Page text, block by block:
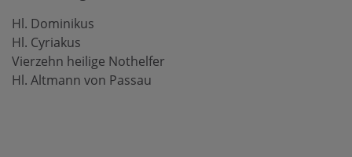
Hl. Dominikus
Hl. Cyriakus
Vierzehn heilige Nothelfer
Hl. Altmann von Passau